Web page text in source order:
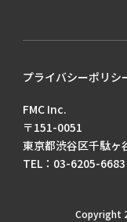
プライバシーポリシ
FMC Inc.
〒151-0051
東京都渋谷区千駄
TEL：03-6205-6683
Copyright